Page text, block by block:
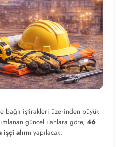
bağlı iştirakleri üzerinden büyük
güncel ilanlara göre, 46
alımı yapılacak.